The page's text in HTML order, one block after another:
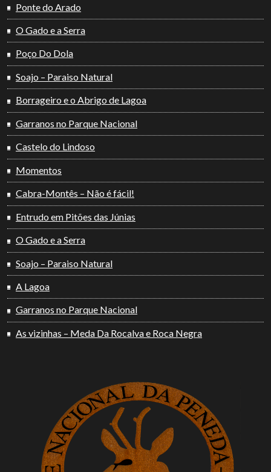
Ponte do Arado
O Gado e a Serra
Poço Do Dola
Soajo – Paraiso Natural
Borrageiro e o Abrigo de Lagoa
Garranos no Parque Nacional
Castelo do Lindoso
Momentos
Cabra-Montês – Não é fácil!
Entrudo em Pitões das Júnias
O Gado e a Serra
Soajo – Paraiso Natural
A Lagoa
Garranos no Parque Nacional
As vizinhas – Meda Da Rocalva e Roca Negra